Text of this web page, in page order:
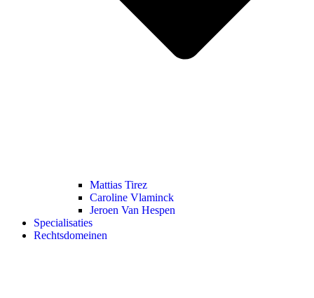
Mattias Tirez
Caroline Vlaminck
Jeroen Van Hespen
Specialisaties
Rechtsdomeinen